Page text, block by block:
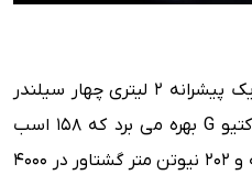
مزدا CX-30 وارداتی به ایران از یک پیشرانه ۲ لیتری چهار سیلندر
تنفس طبیعی از سری اسکای اکتیو G بهره می برد که ۱۵۸ اسب
بخار قدرت در ۶۰۰۰ دور در دقیقه و ۲۰۲ نیوتن متر گشتاور در ۴۰۰۰